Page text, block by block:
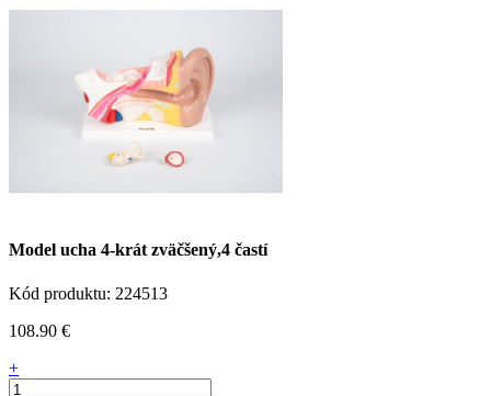
Model ucha 4-krát zväčšený,4 častí
Kód produktu: 224513
108.90 €
+